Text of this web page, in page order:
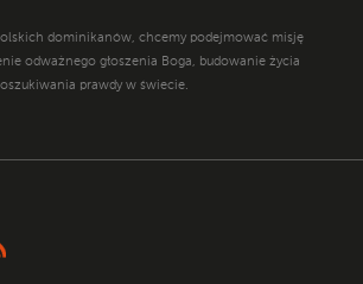
dominikanów, chcemy podejmować misję
odważnego głoszenia Boga, budowanie życia
prawdy w świecie.